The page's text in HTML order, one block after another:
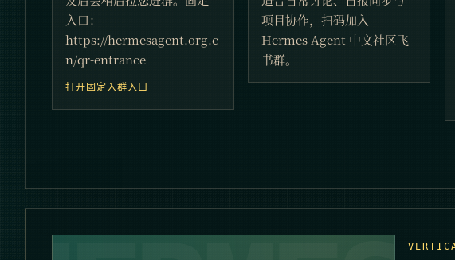
入口：
https://hermesagent.org.c
n/qr-entrance
打开固定入群入口
项目协作，扫码加入
Hermes Agent 中文社区飞
书群。